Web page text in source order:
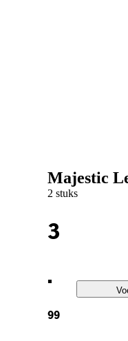
Majestic
2 stuks
3
.
99